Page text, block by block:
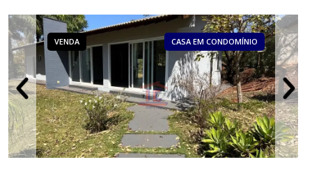
VENDA CASA EM CONDOMÍNIO